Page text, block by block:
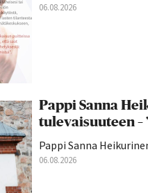
06.08.2026
Pappi Sanna
tulevaisuuteen –
Pappi Sanna
06.08.2026